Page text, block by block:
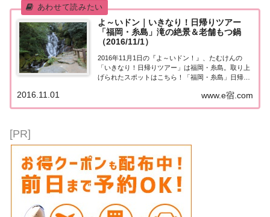
よ～いドン｜いきなり！日帰りツアー
「福岡・糸島」滝の絶景＆老舗もつ鍋
（2016/11/1）
2016年11月1日の『よ～いドン！』、たむけんの
「いきなり！日帰りツアー」は福岡・糸島。取り上
げられたスポットはこちら！「福岡・糸島」日帰り
りツアーにご招待する『たむけんの日帰りツアー』
のコーナー。今日の行き先は福岡・糸島。・人気
www.e宿.com
2016.11.01
[PR]